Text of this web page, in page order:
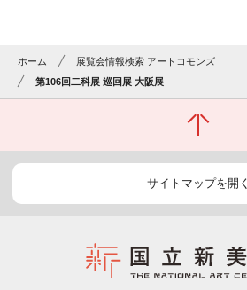
ホーム
展覧会情報検索 アートコモンズ
第106回二科展 巡回展 大阪展
サイトマップを開く